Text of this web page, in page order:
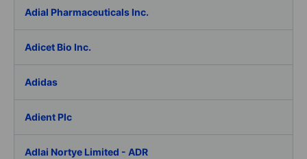
Adial Pharmaceuticals Inc.
Adicet Bio Inc.
Adidas
Adient Plc
Adlai Nortye Limited - ADR